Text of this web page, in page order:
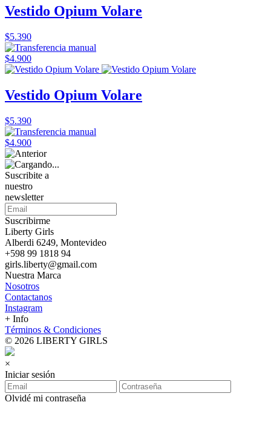
Vestido Opium Volare
$5.390
$4.900
Vestido Opium Volare
$5.390
$4.900
Suscribite a
nuestro
newsletter
Suscribirme
Liberty Girls
Alberdi 6249, Montevideo
+598 99 1818 94
girls.liberty@gmail.com
Nuestra Marca
Nosotros
Contactanos
Instagram
+ Info
Términos & Condiciones
© 2026 LIBERTY GIRLS
×
Iniciar sesión
Olvidé mi contraseña